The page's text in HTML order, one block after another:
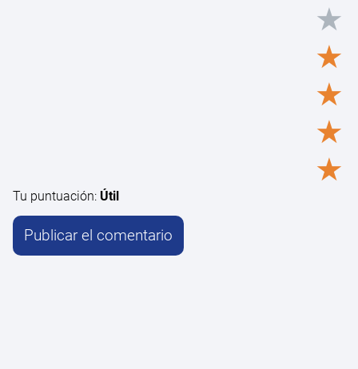
★
★
★
★
★
Tu puntuación: Útil